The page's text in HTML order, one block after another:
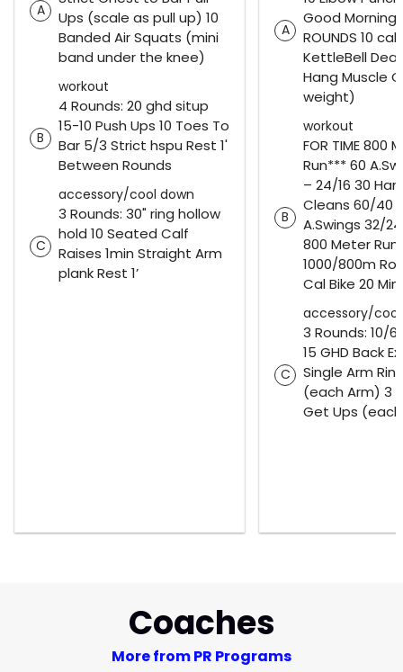
A
Ups (scale as pull up) 10
Banded Air Squats (mini
band under the knee)
workout
B
4 Rounds: 20 ghd situp
15-10 Push Ups 10 Toes To
Bar 5/3 Strict hspu Rest 1'
Between Rounds
accessory/cool down
C
3 Rounds: 30" ring hollow
hold 10 Seated Calf
Raises 1min Straight Arm
plank Rest 1’
A
Good
ROUNDS 10
KettleBell
Hang Muscle
weight)
workout
B
FOR TIME 800
Run*** 60
– 24/16 30
Cleans 60/40
A.Swings 32/
800 Meter
1000/800m
Cal Bike 20
accessory/
C
3 Rounds: 10/6
15 GHD Back
Single Arm
(each Arm) 3
Get Ups
Coaches
More from PR Programs